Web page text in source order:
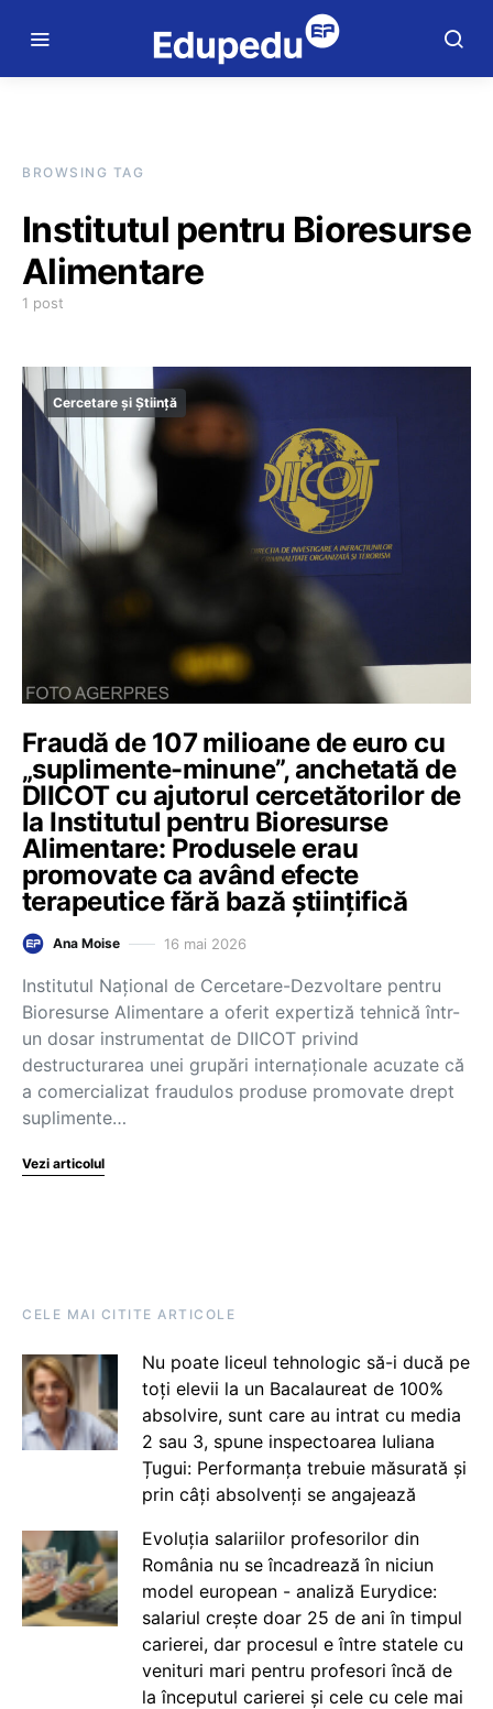
BROWSING TAG
Institutul pentru Bioresurse
Alimentare
1 post
Cercetare și Știință
Fraudă de 107 milioane de euro cu
„suplimente-minune”, anchetată de
DIICOT cu ajutorul cercetătorilor de
la Institutul pentru Bioresurse
Alimentare: Produsele erau
promovate ca având efecte
terapeutice fără bază științifică
Ana Moise 16 mai 2026
Institutul Național de Cercetare-Dezvoltare pentru
Bioresurse Alimentare a oferit expertiză tehnică într-
un dosar instrumentat de DIICOT privind
destructurarea unei grupări internaționale acuzate că
a comercializat fraudulos produse promovate drept
suplimente…
Vezi articolul
CELE MAI CITITE ARTICOLE
Nu poate liceul tehnologic să-i ducă pe
toți elevii la un Bacalaureat de 100%
absolvire, sunt care au intrat cu media
2 sau 3, spune inspectoarea Iuliana
Țugui: Performanța trebuie măsurată și
prin câți absolvenți se angajează
Evoluția salariilor profesorilor din
România nu se încadrează în niciun
model european - analiză Eurydice:
salariul crește doar 25 de ani în timpul
carierei, dar procesul e între statele cu
venituri mari pentru profesori încă de
la începutul carierei și cele cu cele mai